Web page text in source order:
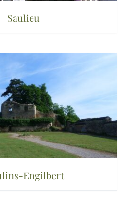
Saulieu
Engilbert